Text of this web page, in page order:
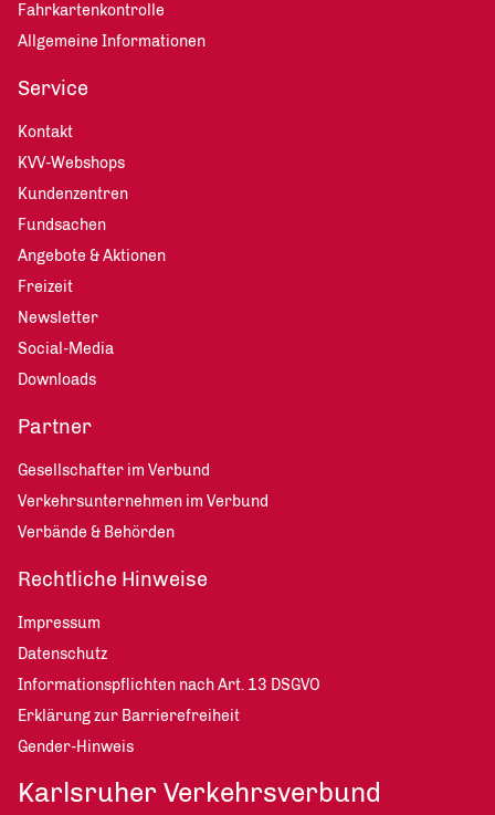
Fahrkartenkontrolle
Allgemeine Informationen
Service
Kontakt
KVV-Webshops
Kundenzentren
Fundsachen
Angebote & Aktionen
Freizeit
Newsletter
Social-Media
Downloads
Partner
Gesellschafter im Verbund
Verkehrsunternehmen im Verbund
Verbände & Behörden
Rechtliche Hinweise
Impressum
Datenschutz
Informationspflichten nach Art. 13 DSGVO
Erklärung zur Barrierefreiheit
Gender-Hinweis
Karlsruher Verkehrsverbund